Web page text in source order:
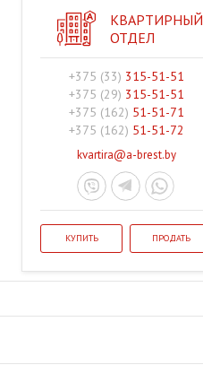
КВАРТИРНЫЙ
ОТДЕЛ
+375 (33) 315-51-51
+375 (29) 315-51-51
+375 (162) 51-51-71
+375 (162) 51-51-72
kvartira@a-brest.by
КУПИТЬ ПРОДАТЬ